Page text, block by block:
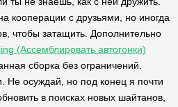
кооперации с друзьями, но иногда
чтобы затащить. Дополнительно
(Ассемблировать автогонки)
сборка без ограничений.
Не осуждай, но под конец я почти
в поисках новых шайтанов,